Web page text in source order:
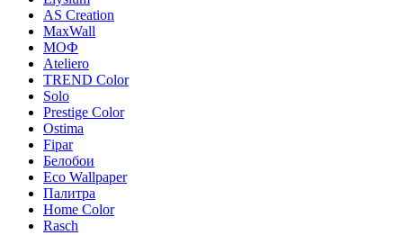
AS Creation
MaxWall
МОФ
Ateliero
TREND Color
Solo
Prestige Color
Ostima
Fipar
Белобои
Eco Wallpaper
Палитра
Home Color
Rasch